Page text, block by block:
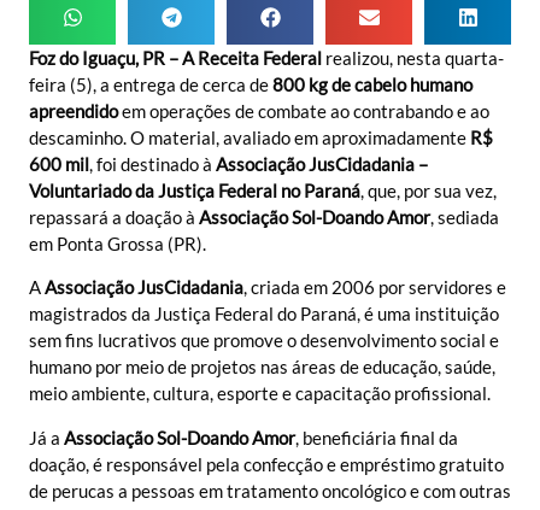
Foz do Iguaçu, PR – A Receita Federal realizou, nesta quarta-
feira (5), a entrega de cerca de800 kg de cabelo humano
apreendidoem operações de combate ao contrabando e ao
descaminho. O material, avaliado em aproximadamente R$
600 mil, foi destinado à Associação JusCidadania –
Voluntariado da Justiça Federal no Paraná, que, por sua vez,
repassará a doação à Associação Sol-Doando Amor, sediada
em Ponta Grossa (PR).
AAssociação JusCidadania, criada em 2006 por servidores e
magistrados da Justiça Federal do Paraná, é uma instituição
sem fins lucrativos que promove o desenvolvimento social e
humano por meio de projetos nas áreas de educação, saúde,
meio ambiente, cultura, esporte e capacitação profissional.
Já a Associação Sol-Doando Amor, beneficiária final da
doação, é responsável pela confecção e empréstimo gratuito
de perucas a pessoas em tratamento oncológico e com outras